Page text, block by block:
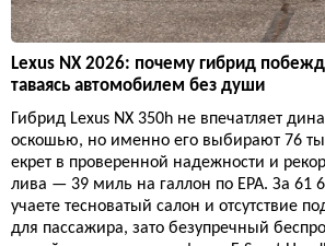
Lexus NX 2026: почему гибрид
таваясь автомобилем без души
Гибрид Lexus NX 350h не впечатляет
оскошью, но именно его выбирают 76
екрет в проверенной надежности и
лива — 39 миль на галлон по EPA. За 61
учаете тесноватый салон и отсутствие
для пассажира, зато безупречный